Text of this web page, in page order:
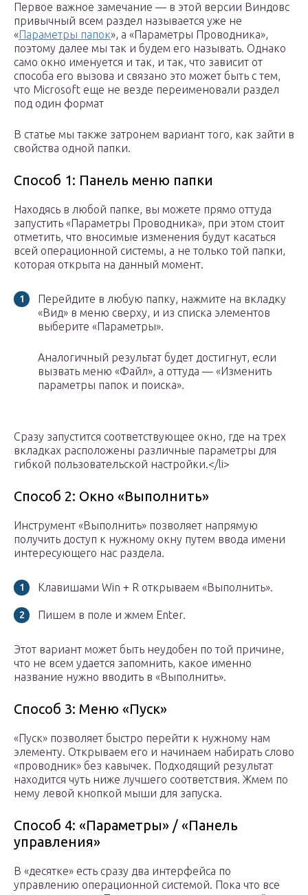
Первое важное замечание — в этой версии Виндовс
привычный всем раздел называется уже не
«Параметры папок», а «Параметры Проводника»,
поэтому далее мы так и будем его называть. Однако
само окно именуется и так, и так, что зависит от
способа его вызова и связано это может быть с тем,
что Microsoft еще не везде переименовали раздел
под один формат
В статье мы также затронем вариант того, как зайти в
свойства одной папки.
Способ 1: Панель меню папки
Находясь в любой папке, вы можете прямо оттуда
запустить «Параметры Проводника», при этом стоит
отметить, что вносимые изменения будут касаться
всей операционной системы, а не только той папки,
которая открыта на данный момент.
Перейдите в любую папку, нажмите на вкладку
«Вид» в меню сверху, и из списка элементов
выберите «Параметры».
Аналогичный результат будет достигнут, если
вызвать меню «Файл», а оттуда — «Изменить
параметры папок и поиска».
Сразу запустится соответствующее окно, где на трех
вкладках расположены различные параметры для
гибкой пользовательской настройки.</li>
Способ 2: Окно «Выполнить»
Инструмент «Выполнить» позволяет напрямую
получить доступ к нужному окну путем ввода имени
интересующего нас раздела.
Клавишами Win + R открываем «Выполнить».
Пишем в поле и жмем Enter.
Этот вариант может быть неудобен по той причине,
что не всем удается запомнить, какое именно
название нужно вводить в «Выполнить».
Способ 3: Меню «Пуск»
«Пуск» позволяет быстро перейти к нужному нам
элементу. Открываем его и начинаем набирать слово
«проводник» без кавычек. Подходящий результат
находится чуть ниже лучшего соответствия. Жмем по
нему левой кнопкой мыши для запуска.
Способ 4: «Параметры» / «Панель
управления»
В «десятке» есть сразу два интерфейса по
управлению операционной системой. Пока что все